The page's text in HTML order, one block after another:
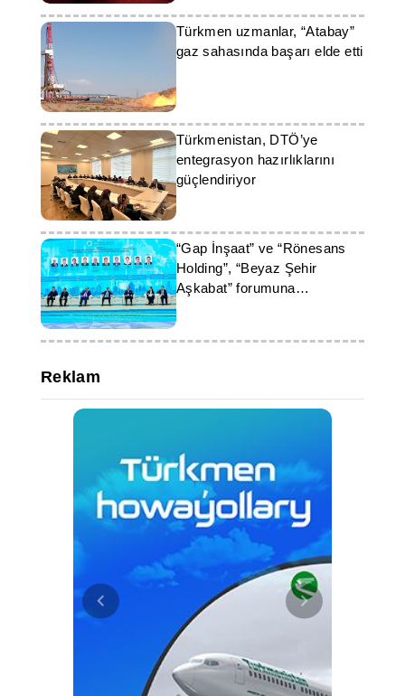
Türkmen uzmanlar, “Atabay”
gaz sahasında başarı elde etti
Türkmenistan, DTÖ’ye
entegrasyon hazırlıklarını
güçlendiriyor
“Gap İnşaat” ve “Rönesans
Holding”, “Beyaz Şehir
Aşkabat” forumuna
katılımlarını doğruladı
Reklam